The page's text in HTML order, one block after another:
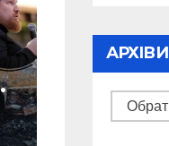
АРХІВИ
Архіви